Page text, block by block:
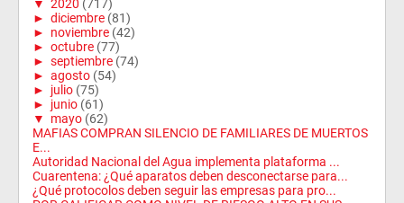
▼ 2020 (717)
► diciembre (81)
► noviembre (42)
► octubre (77)
► septiembre (74)
► agosto (54)
► julio (75)
► junio (61)
▼
mayo (62)
MAFIAS COMPRAN SILENCIO DE FAMILIARES DE MUERTOS
E...
Autoridad Nacional del Agua implementa plataforma ...
Cuarentena: ¿Qué aparatos deben desconectarse para...
¿Qué protocolos deben seguir las empresas para pro...